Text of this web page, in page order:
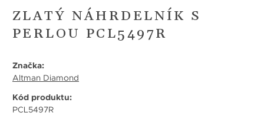
ZLATÝ NÁHRDELNÍK S
PERLOU PCL5497R
Značka:
Altman Diamond
Kód produktu:
PCL5497R